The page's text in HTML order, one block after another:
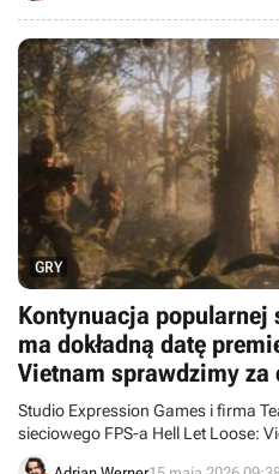
GRY
Kontynuacja popularnej
ma dokładną datę
Vietnam sprawdzimy za
Studio Expression Games i firma
sieciowego FPS-a Hell Let Loose:
otwartą betę.